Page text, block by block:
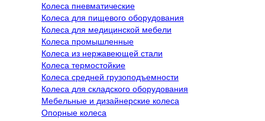
Колеса пневматические
Колеса для пищевого оборудования
Колеса для медицинской мебели
Колеса промышленные
Колеса из нержавеющей стали
Колеса термостойкие
Колеса средней грузоподъемности
Колеса для складского оборудования
Мебельные и дизайнерские колеса
Опорные колеса